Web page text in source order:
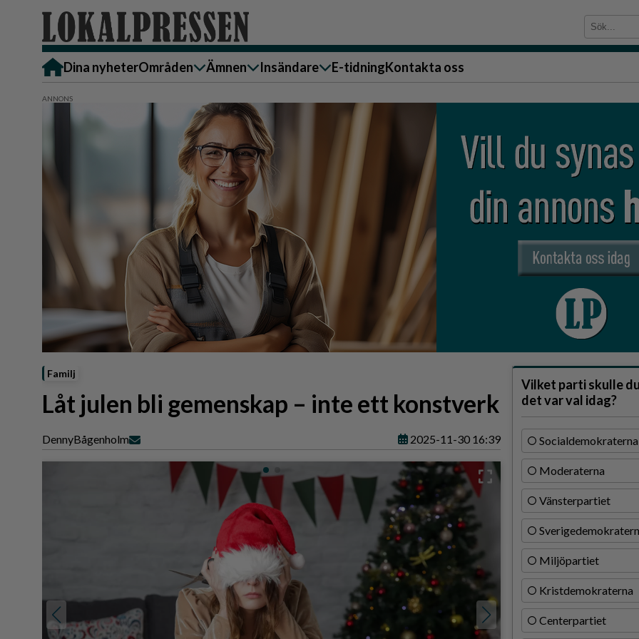
Dina nyheterOmråden
Alingsås
Härryda
Lerum
Partille
Göteborg
Backa/Kärra
Hisingen
Sydväst
Ämnen
Bostad
Ekonomi
Krönika
Kultur & Nöje
Familj
Nyheter
Näringsliv
Omsorg
Politik
Reportage
Sport
Insändare
Skicka insändare till oss
Härryda
Lerum
Göteborg
Backa/Kärra
Hisingen
Sydväst
E-tidningKontakta oss
Familj
Låt julen bli gemenskap – inte ett konstverk
DennyBågenholm 2025-11-30 16:39
Vilket parti skulle
det var val idag?
Socialdemokraterna
Moderaterna
Vänsterpartiet
Miljöpartiet
Kristdemokraterna
Centerpartiet